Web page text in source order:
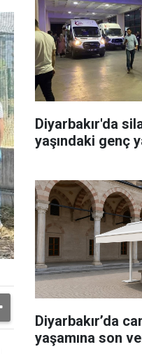
Diyarbakır'da
yaşındaki genç
Diyarbakır’da
yaşamına son